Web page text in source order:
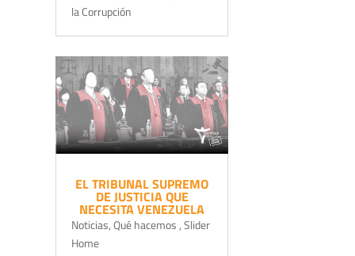
la Corrupción
EL TRIBUNAL SUPREMO
DE JUSTICIA QUE
NECESITA VENEZUELA
Noticias,Qué hacemos ,Slider
Home